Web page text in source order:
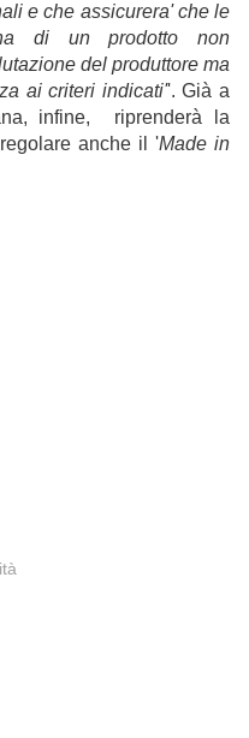
e che assicurera' che le
di un prodotto non
del produttore ma
ai criteri indicati''. Già a
infine, riprenderà la
anche il 'Made in